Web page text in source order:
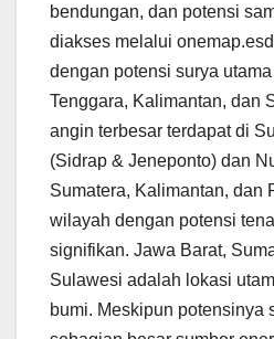
bendungan, dan potensi
diakses melalui
dengan potensi surya
Tenggara, Kalimantan, dan
angin terbesar terdapat di
(Sidrap & Jeneponto) dan
Sumatera, Kalimantan, dan
wilayah dengan potensi
signifikan. Jawa Barat,
Sulawesi adalah lokasi
bumi. Meskipun potensinya